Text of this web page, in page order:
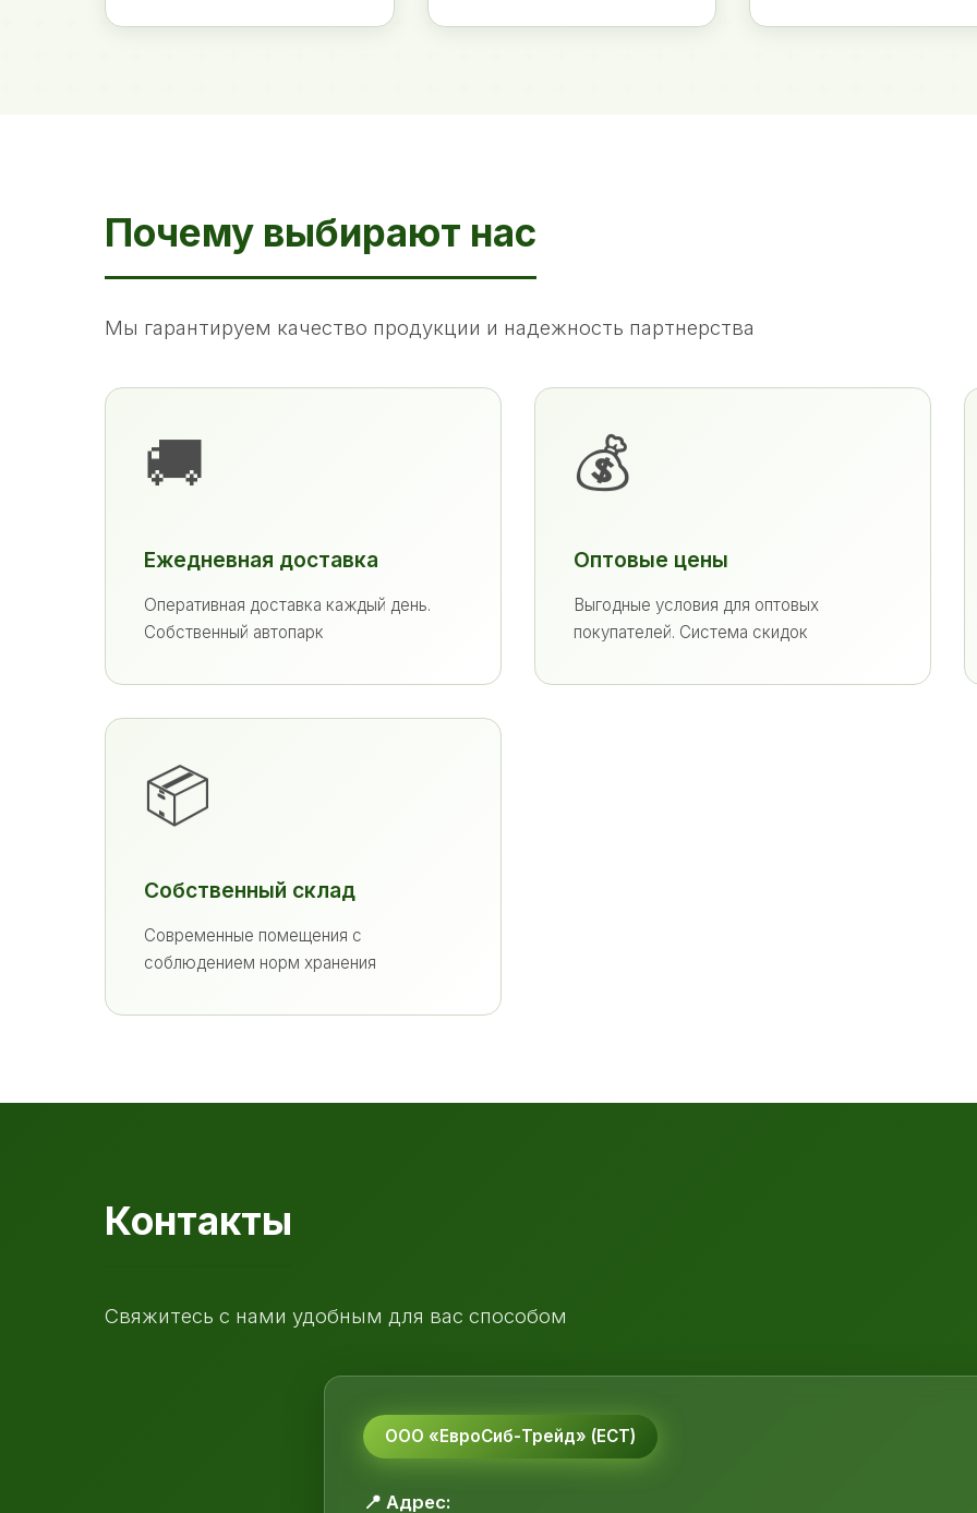
Почему выбирают нас
Мы гарантируем качество продукции и надежность партнерства
🚚
Ежедневная доставка
Оперативная доставка каждый день.
Собственный автопарк
💰
Оптовые цены
Выгодные условия для оптовых
покупателей. Система скидок
📦
Собственный склад
Современные помещения с
соблюдением норм хранения
Контакты
Свяжитесь с нами удобным для вас способом
ООО «ЕвроСиб-Трейд» (ЕСТ)
📍 Адрес: